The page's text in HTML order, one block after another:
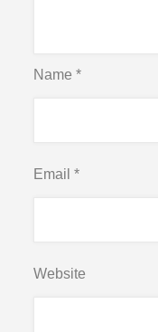
Name*
Email*
Website